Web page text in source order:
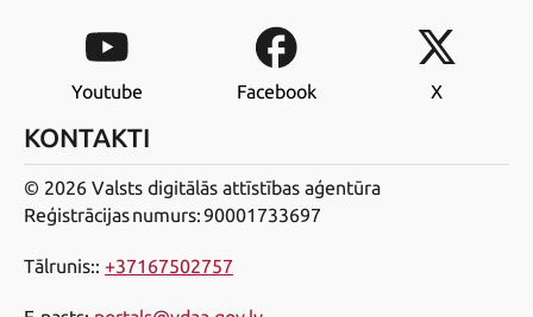
Youtube Facebook X
KONTAKTI
© 2026 Valsts digitālās attīstības aģentūra
Reģistrācijas numurs: 90001733697
Tālrunis:: +37167502757